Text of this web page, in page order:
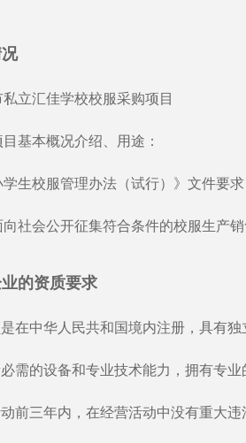
立汇佳学校校服采购项目
基本概况介绍、用途：
生校服管理办法（试行）》文件要
社会公开征集符合条件的校服生产销
的资质要求
在中华人民共和国境内注册，具有
需的设备和专业技术能力，拥有专业
前三年内，在经营活动中没有重大违